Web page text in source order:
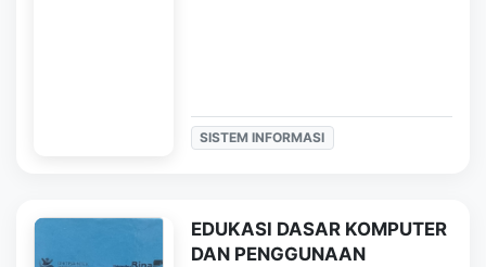
SISTEM INFORMASI
EDUKASI DASAR KOMPUTER
DAN PENGGUNAAN